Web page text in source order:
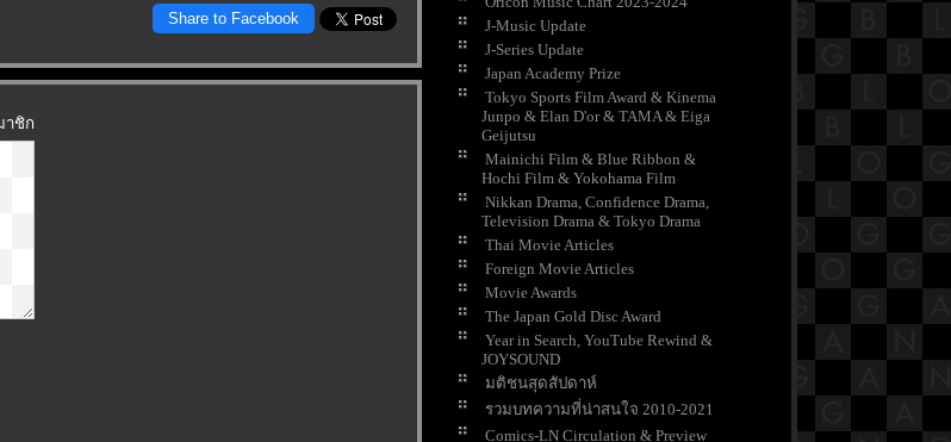
Share to Facebook
าชิก
J-Music Update
J-Series Update
Japan Academy Prize
Tokyo Sports Film Award & Kinema
Junpo & Elan D'or & TAMA & Eiga
Geijutsu
Mainichi Film & Blue Ribbon &
Hochi Film & Yokohama Film
Nikkan Drama, Confidence Drama,
Television Drama & Tokyo Drama
Thai Movie Articles
Foreign Movie Articles
Movie Awards
The Japan Gold Disc Award
Year in Search, YouTube Rewind &
JOYSOUND
มติชนสุดสัปดาห์
รวมบทความที่น่าสนใจ 2010-2021
Comics-LN Circulation & Preview